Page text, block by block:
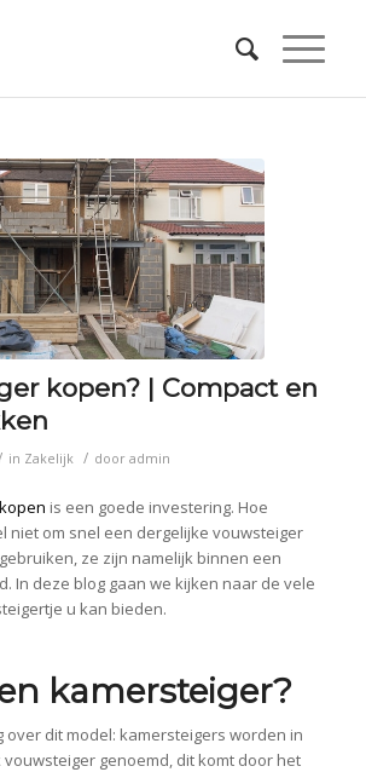
kopen? | Compact en
in Zakelijk / door admin
is een goede investering. Hoe
niet om snel een dergelijke vouwsteiger
ze zijn namelijk binnen een
In deze blog gaan we kijken naar de vele
u kan bieden.
kamersteiger?
over dit model: kamersteigers worden in
genoemd, dit komt door het